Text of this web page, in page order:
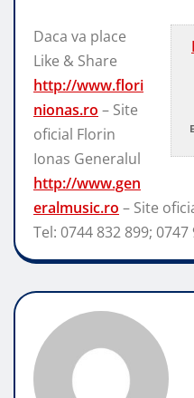
Daca va place
Like & Share
http://www.flori
nionas.ro – Site
oficial Florin
Ionas Generalul
http://www.gen
eralmusic.ro – Site
Tel: 0744 832 899;